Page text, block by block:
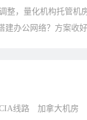
整，量化机构托管机
建办公网络？方案收好
线路 加拿大机房